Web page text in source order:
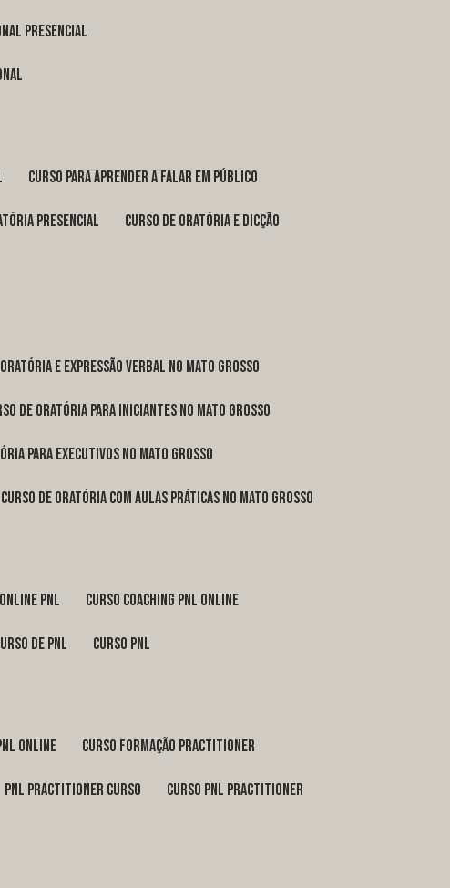
presencial
curso para aprender a falar em público
presencial curso de oratória e dicção
oratória e expressão verbal no Mato Grosso
de oratória para iniciantes no Mato Grosso
para executivos no Mato Grosso
curso de oratória com aulas práticas no Mato Grosso
online pnl curso coaching pnl online
curso de pnl curso pnl
online curso formação practitioner
pnl practitioner curso curso pnl practitioner